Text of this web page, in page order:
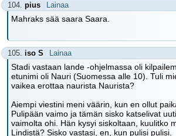
104. pius Lainaa
Mahraks sää saara Saara.
105. iso S Lainaa
Stadi vastaan lande -ohjelmassa oli
etunimi oli Nauri (Suomessa alle 10). Tuli
vaikea erottaa naurista Naurista?
Aiempi viestini meni väärin, kun en ollut
Pulipään vaimo ja tämän sisko katselivat
vaimolta ohi. Hän kysyi siskoltaan, kuulitko
Lindistä? Sisko vastasi, en, kun pulisi pulisi.